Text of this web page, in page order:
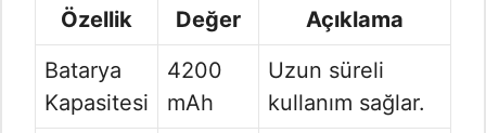
Özellik Değer
Açıklama
Batarya
Kapasitesi
4200
mAh
Uzun süreli
kullanım sağlar.